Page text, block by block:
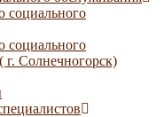
социального
социального
Солнечногорск)